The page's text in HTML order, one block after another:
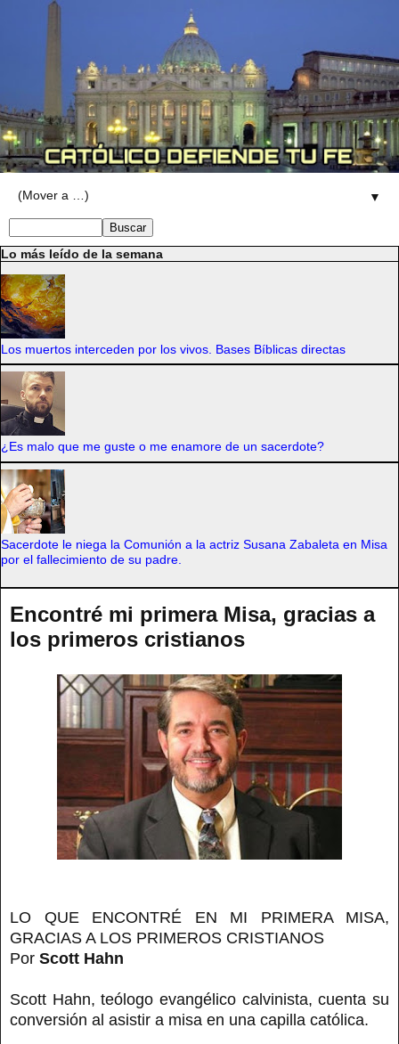
▼
Lo más leído de la semana
Los muertos interceden por los vivos. Bases Bíblicas directas
¿Es malo que me guste o me enamore de un sacerdote?
Sacerdote le niega la Comunión a la actriz Susana Zabaleta en Misa
por el fallecimiento de su padre.
Encontré mi primera Misa, gracias a
los primeros cristianos
LO QUE ENCONTRÉ EN MI PRIMERA MISA,
GRACIAS A LOS PRIMEROS CRISTIANOS
Por Scott Hahn
Scott Hahn, teólogo evangélico calvinista, cuenta su
conversión al asistir a misa en una capilla católica.